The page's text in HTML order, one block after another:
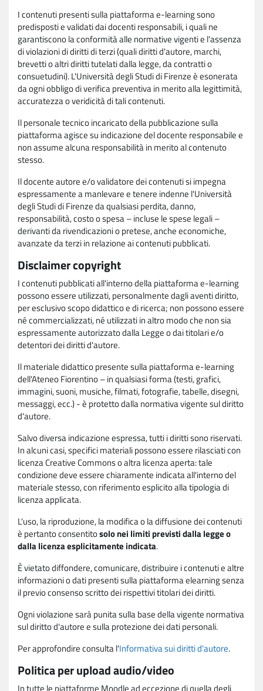
I contenuti presenti sulla piattaforma e-learning sono
predisposti e validati dai docenti responsabili, i quali ne
garantiscono la conformità alle normative vigenti e l'assenza
di violazioni di diritti di terzi (quali diritti d'autore, marchi,
brevetti o altri diritti tutelati dalla legge, da contratti o
consuetudini). L'Università degli Studi di Firenze è esonerata
da ogni obbligo di verifica preventiva in merito alla legittimità,
accuratezza o veridicità di tali contenuti.
Il personale tecnico incaricato della pubblicazione sulla
piattaforma agisce su indicazione del docente responsabile e
non assume alcuna responsabilità in merito al contenuto
stesso.
Il docente autore e/o validatore dei contenuti si impegna
espressamente a manlevare e tenere indenne l'Università
degli Studi di Firenze da qualsiasi perdita, danno,
responsabilità, costo o spesa – incluse le spese legali –
derivanti da rivendicazioni o pretese, anche economiche,
avanzate da terzi in relazione ai contenuti pubblicati.
Disclaimer copyright
I contenuti pubblicati all'interno della piattaforma e-learning
possono essere utilizzati, personalmente dagli aventi diritto,
per esclusivo scopo didattico e di ricerca; non possono essere
né commercializzati, né utilizzati in altro modo che non sia
espressamente autorizzato dalla Legge o dai titolari e/o
detentori dei diritti d'autore.
Il materiale didattico presente sulla piattaforma e-learning
dell'Ateneo Fiorentino – in qualsiasi forma (testi, grafici,
immagini, suoni, musiche, filmati, fotografie, tabelle, disegni,
messaggi, ecc.) - è protetto dalla normativa vigente sul diritto
d'autore.
Salvo diversa indicazione espressa, tutti i diritti sono riservati.
In alcuni casi, specifici materiali possono essere rilasciati con
licenza Creative Commons o altra licenza aperta: tale
condizione deve essere chiaramente indicata all'interno del
materiale stesso, con riferimento esplicito alla tipologia di
licenza applicata.
L'uso, la riproduzione, la modifica o la diffusione dei contenuti
è pertanto consentitosolo nei limiti previsti dalla legge o
dalla licenza esplicitamente indicata.
È vietato diffondere, comunicare, distribuire i contenuti e altre
informazioni o dati presenti sulla piattaforma elearning senza
il previo consenso scritto dei rispettivi titolari dei diritti.
Ogni violazione sarà punita sulla base della vigente normativa
sul diritto d'autore e sulla protezione dei dati personali.
Per approfondire consulta l'Informativa sui diritti d'autore.
Politica per upload audio/video
In tutte le piattaforme Moodle ad eccezione di quella degli